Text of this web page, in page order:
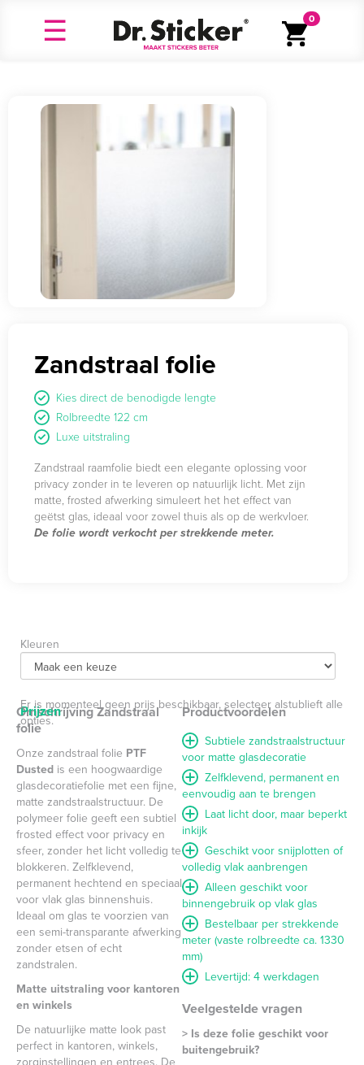
0
Zandstraal folie
Kies direct de benodigde lengte
Rolbreedte 122 cm
Luxe uitstraling
Zandstraal raamfolie biedt een elegante oplossing voor
privacy zonder in te leveren op natuurlijk licht. Met zijn
matte, frosted afwerking simuleert het het effect van
geëtst glas, ideaal voor zowel thuis als op de werkvloer.
De folie wordt verkocht per strekkende meter.
Kleuren
Prijzen
Er is momenteel geen prijs beschikbaar, selecteer alstublieft alle
opties.
Omschrijving Zandstraal
folie
Onze zandstraal folie PTF
Dusted is een hoogwaardige
glasdecoratiefolie met een fijne,
matte zandstraalstructuur. De
polymeer folie geeft een subtiel
frosted effect voor privacy en
sfeer, zonder het licht volledig te
blokkeren. Zelfklevend,
permanent hechtend en speciaal
voor vlak glas binnenshuis.
Ideaal om glas te voorzien van
een semi-transparante afwerking
zonder etsen of echt
zandstralen.
Matte uitstraling voor kantoren
en winkels
De natuurlijke matte look past
perfect in kantoren, winkels,
zorginstellingen en entrees. De
Productvoordelen
Subtiele zandstraalstructuur
voor matte glasdecoratie
Zelfklevend, permanent en
eenvoudig aan te brengen
Laat licht door, maar beperkt
inkijk
Geschikt voor snijplotten of
volledig vlak aanbrengen
Alleen geschikt voor
binnengebruik op vlak glas
Bestelbaar per strekkende
meter (vaste rolbreedte ca. 1330
mm)
Levertijd: 4 werkdagen
Veelgestelde vragen
> Is deze folie geschikt voor
buitengebruik?